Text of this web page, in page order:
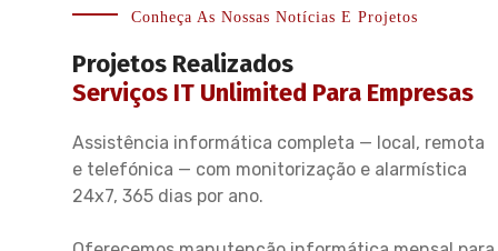
Conheça As Nossas Notícias E Projetos
Projetos Realizados
Serviços IT Unlimited Para Empresas
Assistência informática completa — local, remota
e telefónica — com monitorização e alarmística
24x7, 365 dias por ano.